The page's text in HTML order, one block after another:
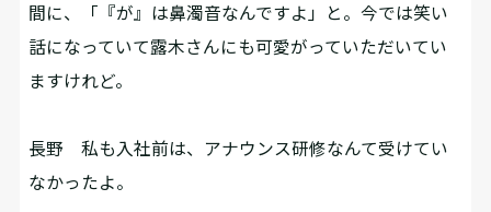
間に、「『が』は鼻濁音なんですよ」と。今では笑い
話になっていて露木さんにも可愛がっていただいてい
ますけれど。
長野 私も入社前は、アナウンス研修なんて受けてい
なかったよ。